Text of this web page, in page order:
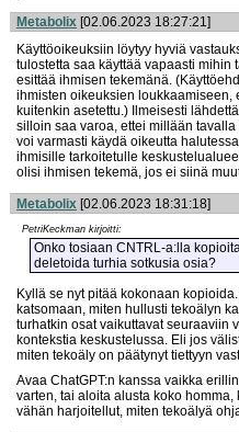
Metabolix [02.06.2023 18:27:21]
Käyttöoikeuksiin löytyy hyviä
tulostetta saa käyttää vapaasti mihin
esittää ihmisen tekemänä.
ihmisten oikeuksien loukkaamiseen,
kuitenkin asetettu.) Ilmeisesti
silloin saa varoa, ettei millään
voi varmasti käydä oikeutta
ihmisille tarkoitetulle
olisi ihmisen tekemä, jos ei siinä
Metabolix [02.06.2023 18:31:18]
PetriKeckman kirjoitti:
Onko tosiaan CNTRL-a:lla
deletoida turhia sotkusia osia?
Kyllä se nyt pitää kokonaan
katsomaan, miten hullusti tekoälyn
turhatkin osat vaikuttavat seuraaviin
kontekstia keskustelussa. Eli jos
miten tekoäly on päätynyt tiettyyn
Avaa ChatGPT:n kanssa vaikka
varten, tai aloita alusta koko
vähän harjoitellut, miten tekoälyä